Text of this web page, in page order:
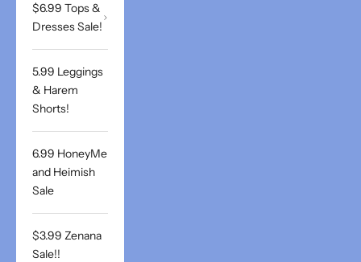
$6.99 Tops &
Dresses Sale!
5.99 Leggings
& Harem
Shorts!
6.99 HoneyMe
and Heimish
Sale
$3.99 Zenana
Sale!!